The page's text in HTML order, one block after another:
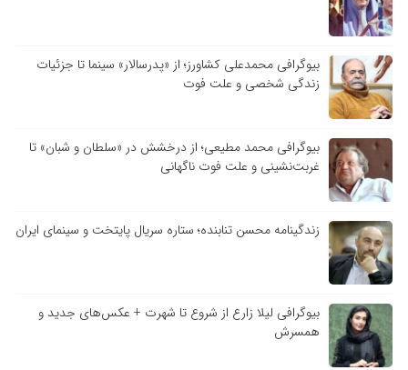
بیوگرافی محمدعلی کشاورز؛ از «پدرسالار» سینما تا جزئیات
زندگی شخصی و علت فوت
بیوگرافی محمد مطیعی؛ از درخشش در «سلطان و شبان» تا
غربت‌نشینی و علت فوت ناگهانی
زندگینامه محسن تنابنده؛ ستاره سریال پایتخت و سینمای ایران
بیوگرافی لیلا زارع از شروع تا شهرت + عکس‌های جدید و
همسرش